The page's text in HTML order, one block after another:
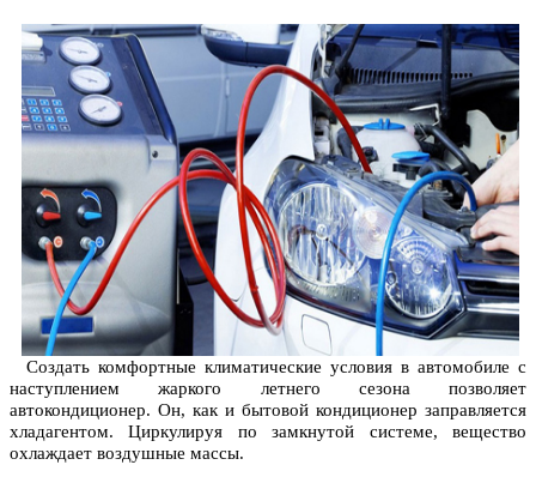
Создать комфортные климатические условия в автомобиле с
наступлением жаркого летнего сезона позволяет
автокондиционер. Он, как и бытовой кондиционер заправляется
хладагентом. Циркулируя по замкнутой системе, вещество
охлаждает воздушные массы.